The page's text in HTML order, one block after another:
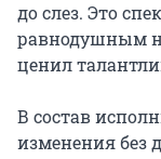
до слез. Это
равнодушным
ценил
В состав
изменения без